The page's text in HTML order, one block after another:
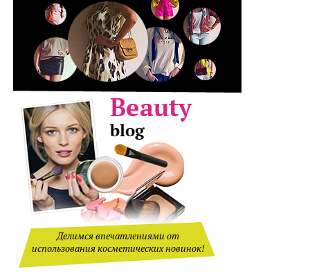
Делимся впечатлениями от
использования косметических новинок!